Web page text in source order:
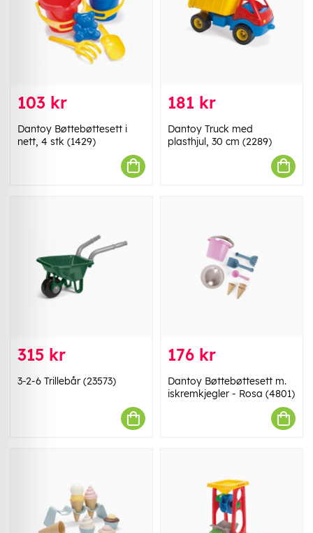
103 kr
Dantoy Bøttebøttesett i
nett, 4 stk (1429)
181 kr
Dantoy Truck med
plasthjul, 30 cm (2289)
315 kr
3-2-6 Trillebår (23573)
176 kr
Dantoy Bøttebøttesett m.
iskremkjegler - Rosa (4801)